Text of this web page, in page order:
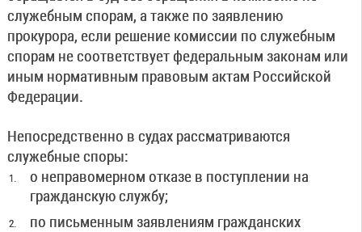
служебным спорам, а также по заявлению
прокурора, если решение комиссии по служебным
спорам не соответствует федеральным законам или
иным нормативным правовым актам Российской
Федерации.
Непосредственно в судах рассматриваются
служебные споры:
о неправомерном отказе в поступлении на
гражданскую службу;
по письменным заявлениям гражданских